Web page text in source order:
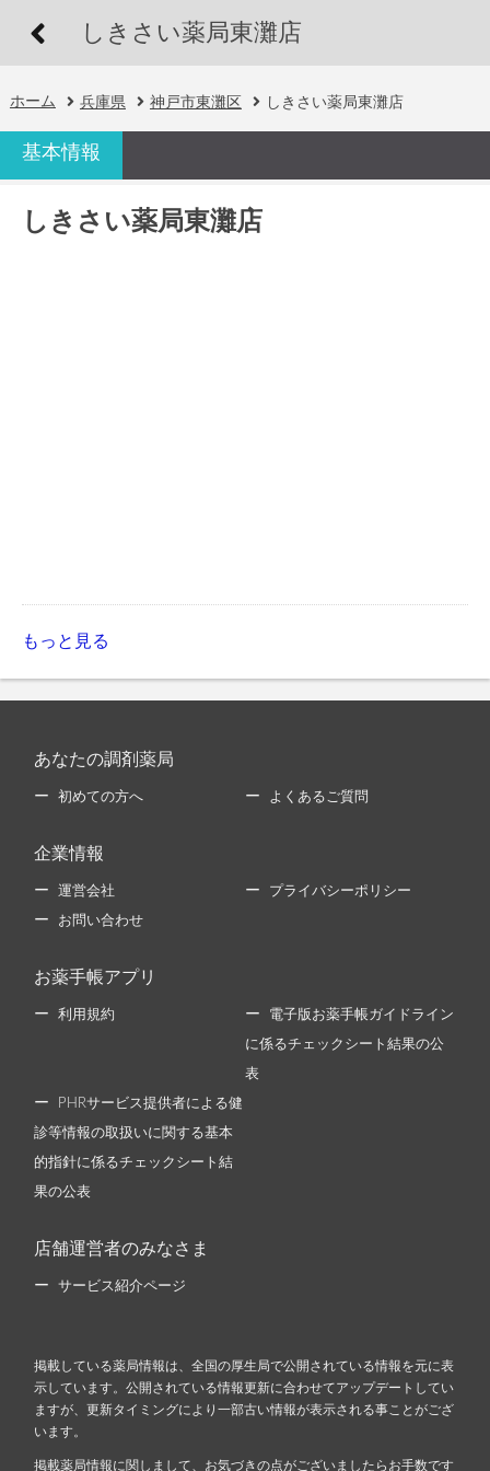
しきさい薬局東灘店
ホーム 兵庫県 神戸市東灘区 しきさい薬局東灘店
基本情報
しきさい薬局東灘店
もっと見る
あなたの調剤薬局
初めての方へ よくあるご質問
企業情報
運営会社 プライバシーポリシー
お問い合わせ
お薬手帳アプリ
利用規約 電子版お薬手帳ガイドライン
に係るチェックシート結果の公
表
PHRサービス提供者による健
診等情報の取扱いに関する基本
的指針に係るチェックシート結
果の公表
店舗運営者のみなさま
サービス紹介ページ
掲載している薬局情報は、全国の厚生局で公開されている情報を元に表
示しています。公開されている情報更新に合わせてアップデートしてい
ますが、更新タイミングにより一部古い情報が表示される事ことがござ
います。
掲載薬局情報に関しまして、お気づきの点がございましたらお手数です